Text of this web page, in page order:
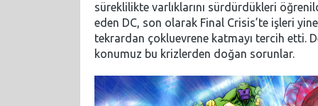
süreklilikte varlıklarını sürdürdükleri
eden DC, son olarak Final Crisis’te işleri
tekrardan çokluevrene katmayı tercih etti.
konumuz bu krizlerden doğan sorunlar.